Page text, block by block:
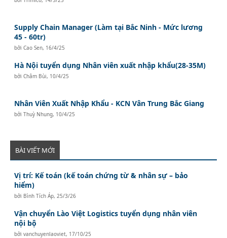
Supply Chain Manager (Làm tại Bắc Ninh - Mức lương
45 - 60tr)
bởiCao Sen, 16/4/25
Hà Nội tuyển dụng Nhân viên xuất nhập khẩu(28-35M)
bởiChâm Bùi, 10/4/25
Nhân Viên Xuất Nhập Khẩu - KCN Vân Trung Bắc Giang
bởiThuỳ Nhung, 10/4/25
BÀI VIẾT MỚI
Vị trí: Kế toán (kế toán chứng từ & nhân sự – bảo
hiểm)
bởi Bình Tích Áp, 25/3/26
Vận chuyển Lào Việt Logistics tuyển dụng nhân viên
nội bộ
bởivanchuyenlaoviet, 17/10/25